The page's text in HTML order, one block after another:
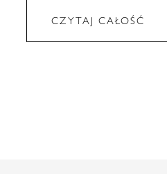
CZYTAJ CAŁOŚĆ